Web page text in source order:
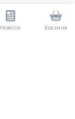
Новости Корзина